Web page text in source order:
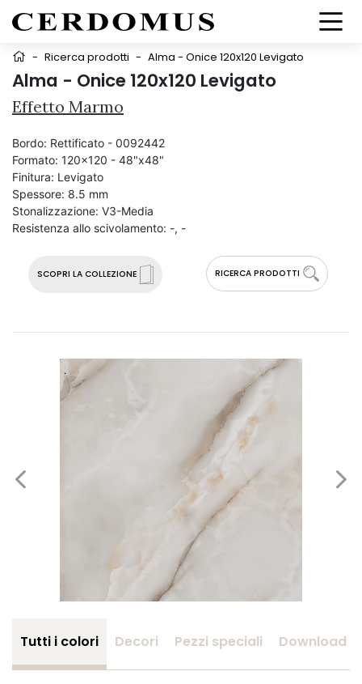
- Ricerca prodotti - Alma - Onice 120x120 Levigato
Alma - Onice 120x120 Levigato
Effetto Marmo
SCOPRI LA COLLEZIONE RICERCA PRODOTTI
Bordo: Rettificato - 0092442
Formato: 120x120 - 48"x48"
Finitura: Levigato
Spessore: 8.5 mm
Stonalizzazione: V3-Media
Resistenza allo scivolamento: -, -
Tutti i colori Decori Pezzi speciali Download